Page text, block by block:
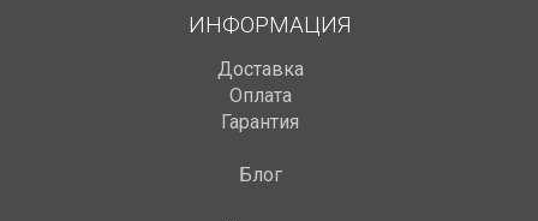
ИНФОРМАЦИЯ
Доставка
Оплата
Гарантия
Блог